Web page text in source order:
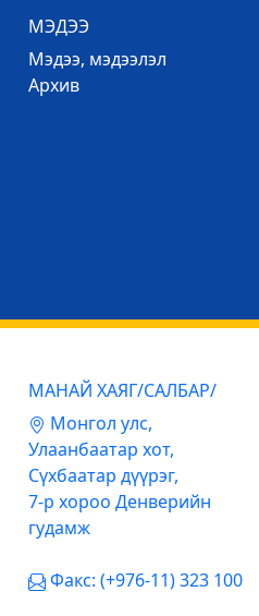
МЭДЭЭ
Mэдээ, мэдээлэл
Архив
МАНАЙ ХАЯГ/САЛБАР/
Mонгол улс,
Улаанбаатар хот,
Сүхбаатар дүүрэг,
7-р хороо Денверийн
гудамж
Факс: (+976-11) 323 100